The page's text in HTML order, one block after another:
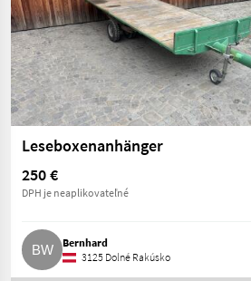
Leseboxenanhänger
250 €
DPH je neaplikovateľné
Bernhard
3125 Dolné Rakúsko